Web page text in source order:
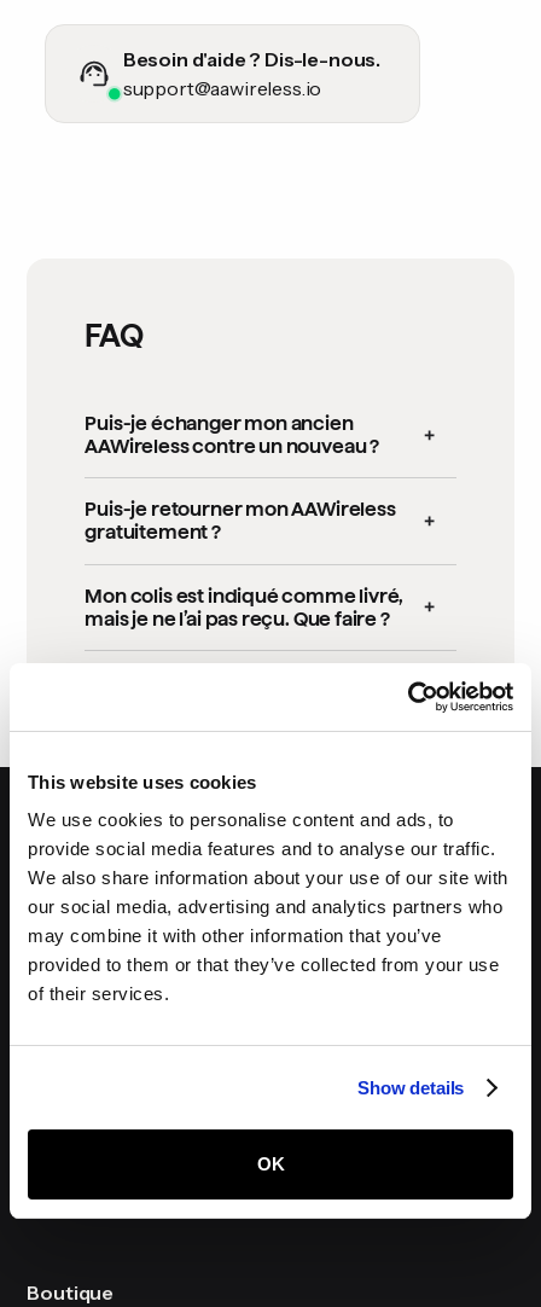
This website uses cookies
We use cookies to personalise content and ads, to
provide social media features and to analyse our traffic.
We also share information about your use of our site with
our social media, advertising and analytics partners who
may combine it with other information that you’ve
provided to them or that they’ve collected from your use
of their services.
Show details
OK
Besoin d'aide ? Dis-le-nous.
support@aawireless.io
FAQ
Puis-je échanger mon ancien
AAWireless contre un nouveau ?
propose aucun programme de reprise
ou d’échange, et il n’est pas possible
contre un autre. Chaque adaptateur
AAWireless doit être acheté
séparément.
Puis-je retourner mon AAWireless
gratuitement ?
sont à la charge du client.En cas
d’appareil défectueux, nous serons ravis
de t’aider à résoudre le problème et à
politique de retour dans nos
Générales , sur le site.
Mon colis est indiqué comme livré,
mais je ne l’ai pas reçu. Que faire ?
Il arrive que les transporteurs marquent
été retrouvé ou livré après
ouvrables
, contacte-nous. Nous
lancerons une enquête et ferons le
nécessaire pour te renvoyer
rapidement une nouvelle commande.
Inscris-toi à notre newsletter
marketing de la part d’AAWireless conformément aux Conditions générales.
Boutique